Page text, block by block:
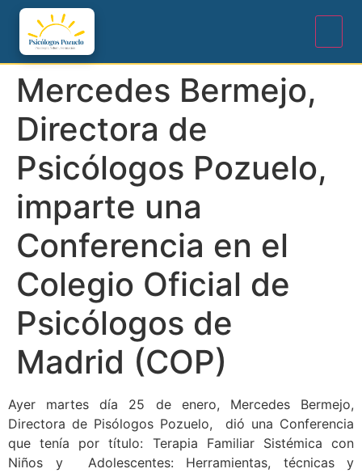
Mercedes Bermejo,
Directora de
Psicólogos Pozuelo,
imparte una
Conferencia en el
Colegio Oficial de
Psicólogos de
Madrid (COP)
Ayer martes día 25 de enero, Mercedes Bermejo,
Directora de Pisólogos Pozuelo, dió una Conferencia
que tenía por título: Terapia Familiar Sistémica con
Niños y Adolescentes: Herramientas, técnicas y